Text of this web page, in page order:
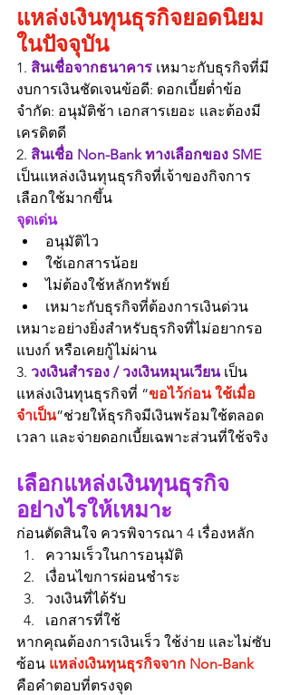
แหล่งเงินทุนธุรกิจยอดนิยม
ในปัจจุบัน
1. สินเชื่อจากธนาคาร เหมาะกับธุรกิจที่มี
งบการเงินชัดเจนข้อดี: ดอกเบี้ยต่ำข้อ
จำกัด: อนุมัติช้า เอกสารเยอะ และต้องมี
เครดิตดี
2. สินเชื่อ Non-Bank ทางเลือกของ SME
เป็นแหล่งเงินทุนธุรกิจที่เจ้าของกิจการ
เลือกใช้มากขึ้น
จุดเด่น
อนุมัติไว
ใช้เอกสารน้อย
ไม่ต้องใช้หลักทรัพย์
เหมาะกับธุรกิจที่ต้องการเงินด่วน
เหมาะอย่างยิ่งสำหรับธุรกิจที่ไม่อยากรอ
แบงก์ หรือเคยกู้ไม่ผ่าน
3. วงเงินสำรอง / วงเงินหมุนเวียน เป็น
แหล่งเงินทุนธุรกิจที่ “ขอไว้ก่อน ใช้เมื่อ
จำเป็น”ช่วยให้ธุรกิจมีเงินพร้อมใช้ตลอด
เวลา และจ่ายดอกเบี้ยเฉพาะส่วนที่ใช้จริง
เลือกแหล่งเงินทุนธุรกิจ
อย่างไรให้เหมาะ
ก่อนตัดสินใจ ควรพิจารณา 4 เรื่องหลัก
ความเร็วในการอนุมัติ
เงื่อนไขการผ่อนชำระ
วงเงินที่ได้รับ
เอกสารที่ใช้
หากคุณต้องการเงินเร็ว ใช้ง่าย และไม่ซับ
ซ้อน แหล่งเงินทุนธุรกิจจาก Non-Bank
คือคำตอบที่ตรงจุด